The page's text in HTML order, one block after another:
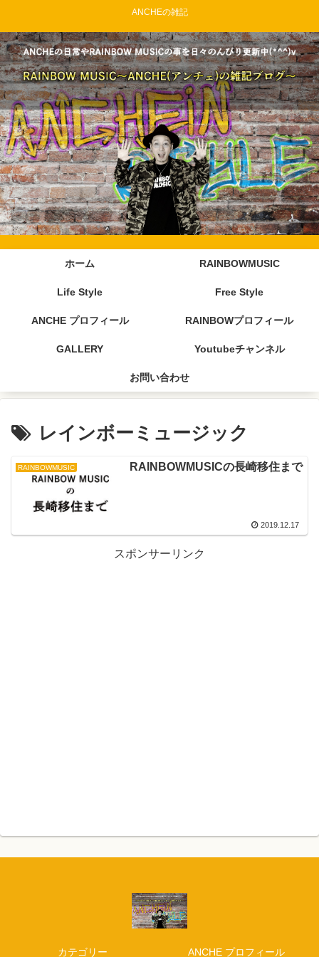
ANCHEの雑記
ホーム RAINBOWMUSIC
Life Style Free Style
ANCHE プロフィール RAINBOWプロフィール
GALLERY Youtubeチャンネル
お問い合わせ
レインボーミュージック
RAINBOWMUSIC RAINBOWMUSICの長崎移住まで
2019.12.17
スポンサーリンク
カテゴリー ANCHE プロフィール